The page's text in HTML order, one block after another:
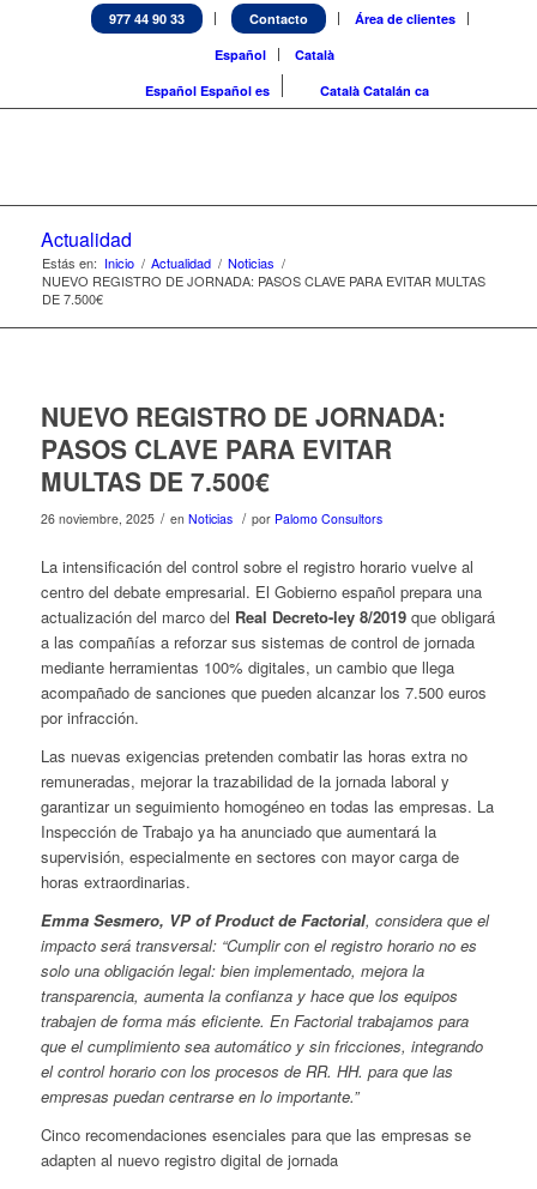
977 44 90 33 Contacto
Área de clientes
Español
Català
Español Español es Català Catalán ca
Actualidad
Estás en: Inicio / Actualidad / Noticias /
NUEVO REGISTRO DE JORNADA: PASOS CLAVE PARA EVITAR MULTAS
DE 7.500€
NUEVO REGISTRO DE JORNADA:
PASOS CLAVE PARA EVITAR
MULTAS DE 7.500€
26 noviembre, 2025 / en Noticias / por Palomo Consultors
La intensificación del control sobre el registro horario vuelve al
centro del debate empresarial. El Gobierno español prepara una
actualización del marco del Real Decreto-ley 8/2019que obligará
a las compañías a reforzar sus sistemas de control de jornada
mediante herramientas 100% digitales, un cambio que llega
acompañado de sanciones que pueden alcanzar los 7.500 euros
por infracción.
Las nuevas exigencias pretenden combatir las horas extra no
remuneradas, mejorar la trazabilidad de la jornada laboral y
garantizar un seguimiento homogéneo en todas las empresas. La
Inspección de Trabajo ya ha anunciado que aumentará la
supervisión, especialmente en sectores con mayor carga de
horas extraordinarias.
Emma Sesmero, VP of Product de Factorial, considera que el
impacto será transversal: “Cumplir con el registro horario no es
solo una obligación legal: bien implementado, mejora la
transparencia, aumenta la confianza y hace que los equipos
trabajen de forma más eficiente. En Factorial trabajamos para
que el cumplimiento sea automático y sin fricciones, integrando
el control horario con los procesos de RR. HH. para que las
empresas puedan centrarse en lo importante.”
Cinco recomendaciones esenciales para que las empresas se
adapten al nuevo registro digital de jornada